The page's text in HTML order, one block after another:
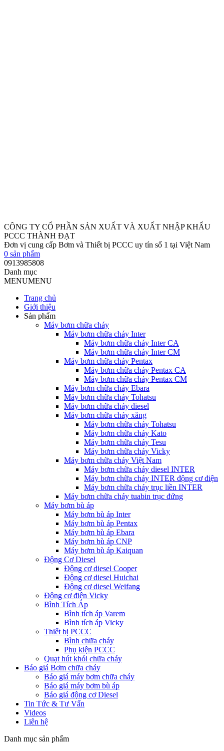
CÔNG TY CỔ PHẦN SẢN XUẤT VÀ XUẤT NHẬP KHẨU
PCCC THÀNH ĐẠT
Đơn vị cung cấp Bơm và Thiết bị PCCC uy tín số 1 tại Việt Nam
0 sản phẩm
0913985808
Danh mục
MENUMENU
Trang chủ
Giới thiệu
Sản phẩm
Máy bơm chữa cháy
Máy bơm chữa cháy Inter
Máy bơm chữa cháy Inter CA
Máy bơm chữa cháy Inter CM
Máy bơm chữa cháy Pentax
Máy bơm chữa cháy Pentax CA
Máy bơm chữa cháy Pentax CM
Máy bơm chữa cháy Ebara
Máy bơm chữa cháy Tohatsu
Máy bơm chữa cháy diesel
Máy bơm chữa cháy xăng
Máy bơm chữa cháy Tohatsu
Máy bơm chữa cháy Kato
Máy bơm chữa cháy Tesu
Máy bơm chữa cháy Vicky
Máy bơm chữa cháy Việt Nam
Máy bơm chữa cháy diesel INTER
Máy bơm chữa cháy INTER động cơ điện
Máy bơm chữa cháy trục liền INTER
Máy bơm chữa cháy tuabin trục đứng
Máy bơm bù áp
Máy bơm bù áp Inter
Máy bơm bù áp Pentax
Máy bơm bù áp Ebara
Máy bơm bù áp CNP
Máy bơm bù áp Kaiquan
Động Cơ Diesel
Động cơ diesel Cooper
Động cơ diesel Huichai
Động cơ diesel Weifang
Động cơ điện Vicky
Bình Tích Áp
Bình tích áp Varem
Bình tích áp Vicky
Thiết bị PCCC
Bình chữa cháy
Phụ kiện PCCC
Quạt hút khói chữa cháy
Báo giá Bơm chữa cháy
Báo giá máy bơm chữa cháy
Báo giá máy bơm bù áp
Báo giá động cơ Diesel
Tin Tức & Tư Vấn
Videos
Liên hệ
Danh mục sản phẩm